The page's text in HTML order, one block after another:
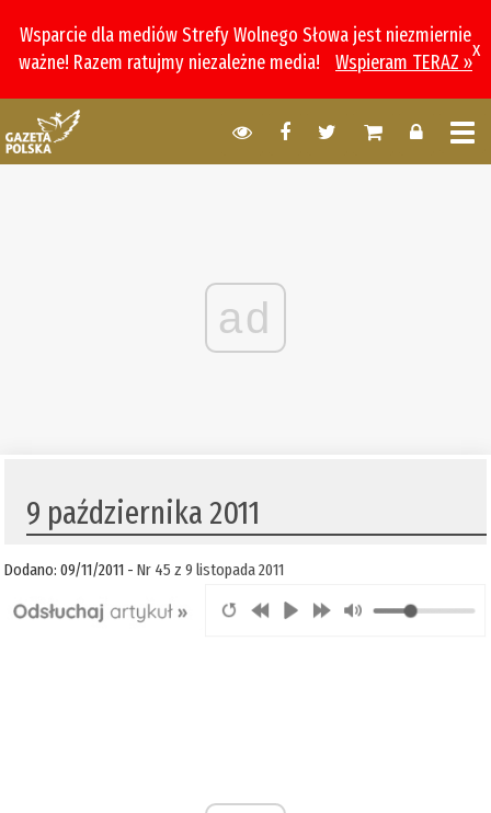
Wsparcie dla mediów Strefy Wolnego Słowa jest niezmiernie
ważne! Razem ratujmy niezależne media!
Wspieram TERAZ »
x
ad
9 października 2011
Dodano: 09/11/2011 -Nr 45 z 9 listopada 2011